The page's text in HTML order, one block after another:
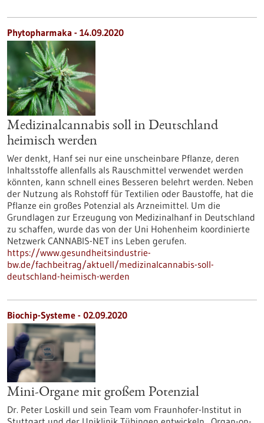
Phytopharmaka - 14.09.2020
Medizinalcannabis soll in Deutschland
heimisch werden
Wer denkt, Hanf sei nur eine unscheinbare Pflanze, deren
Inhaltsstoffe allenfalls als Rauschmittel verwendet werden
könnten, kann schnell eines Besseren belehrt werden. Neben
der Nutzung als Rohstoff für Textilien oder Baustoffe, hat die
Pflanze ein großes Potenzial als Arzneimittel. Um die
Grundlagen zur Erzeugung von Medizinalhanf in Deutschland
zu schaffen, wurde das von der Uni Hohenheim koordinierte
Netzwerk CANNABIS-NET ins Leben gerufen.
https://www.gesundheitsindustrie-
bw.de/fachbeitrag/aktuell/medizinalcannabis-soll-
deutschland-heimisch-werden
Biochip-Systeme - 02.09.2020
Mini-Organe mit großem Potenzial
Dr. Peter Loskill und sein Team vom Fraunhofer-Institut in